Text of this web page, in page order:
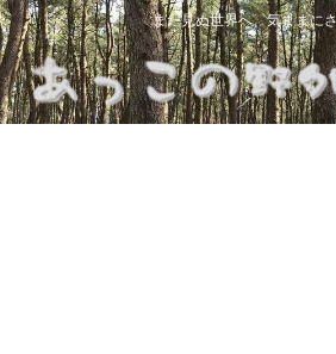
まだ見ぬ世界へ、気ままに